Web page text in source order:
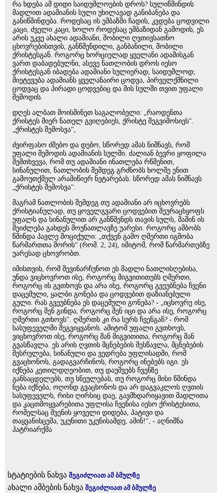
რა ხდება ამ დიდი საიდუმლოების დროს? სულიწმინდის
მადლით ადამიანის სული უხილავად განიბანება და
განიწმინდება. როდესაც ის ემბაზში ჩადის, კვდება ცოდვილი
კაცი, ძველი კაცი, ხოლო როდესაც ემბაზიდან გამოდის, ეს
არის უკვე ახალი ადამიანი, შობილი ღვთივსათნო
ცხოვრებისთვის, განწმენდილი, განბანილი, შობილი
ქრისტესგან. როგორც ხორციელად ყველანი ადამისგან
ვართ დაბადებულნი, ასევე ნათლობის დროს იესო
ქრისტესგან იბადება ადამიანი სულიერად, საიდუმლოდ;
მიეტევება ადამიანს ყველანაირი ცოდვა, პირველქმნილი
ცოდვაც და პირადი ცოდვებიც და მის სულში თვით უფალი
შემოდის.
დღეს ალბათ მოისმინეთ საგალობელი: „რაოდენთა
ქრისტეს მიერ ნათელ გვიღებიეს, ქრისტე შეგვიმოსიეს".
„ქრისტეს შემოსვა",
ძვირფასო ძმებო და დებო, სწორედ ამას ნიშნავს, რომ
უფალი შემოდის ადამიანის სულში. ძალიან ბევრი ყოფილა
შემთხვევა, რომ თუ ადამიანი ინათლება რწმენით,
სინანულით, ნათლობის შემდეგ გრძნობს ხოლმე ენით
გამოუთქმელ არამიწიერ ნეტარებას. სწორედ ამას ნიშნავს
„ქრისტეს შემოსვა".
მაგრამ ნათლობის შემდეგ თუ ადამიანი არ იცხოვრებს
ქრისტიანულად, თუ ყოველგვარი ცოდვებით შეურაცხყოფს
უფალს და სინანულით არ განწმენდს თავის სულს, მაშინ ის
შეიძლება გახდეს მოუნათლავზე უარესი. როგორც ამბობს
წმინდა პავლე მოციქული: „თქვენ გამო ღმერთი იგმობა
წარმართთა შორის" (რომ. 2, 24), იმიტომ, რომ წარმართებზე
უარესად ცხოვრობთ.
იმისთვის, რომ შევინარჩუნოთ ეს მადლი ნათლისღებისა,
უნდა ვიცხოვროთ ისე, როგორც მიგვითითებს ღმერთი,
როგორც ის გვთხოვს და არა ისე, როგორც გვეუბნება ჩვენი
დაცემული, ყალბი გონება და ცოდვებით დაზიანებული
გული. რას გვეუბნება ეს დაცემული გონება? - „იცხოვრე ისე,
როგორც შენ გინდა, როგორც შენ იცი და არა ისე, როგორც
ღმერთი გთხოვს". ღმერთს კი რა სურს ჩვენგან? - რომ
სასუფეველში შეგვიყვანოს. ამიტომ უფალი გვთხოვს,
ვიცხოვროთ ისე, როგორც მან მიგვითითა, როგორც მან
გვასწავლა. ეს არის ღვთის მცნებების შესწავლა, მცნებების
შესრულება, სინანული და ვედრება უფლისადმი, რომ
გვაცხონოს, გადაგვარჩინოს, როგორც ინებებს იგი. ეს
იქნება კეთილდღეობით, თუ დაუშვებს ჩვენზე
განსაცდელებს, თუ სნეულებას, თუ როგორც მისი წმინდა
ნება იქნება, ოღონდ გვაცხონოს და არ დაგვაკლოს ღვთის
სასუფეველს, რისი ღირსიც დაე, გავმხდარიყავით მადლითა
და კაცთმოყვარებითა უფლისა ჩვენისა იესო ქრისტესითა,
რომელსაც შვენის ყოველი დიდება, პატივი და
თაყვანისცემა, უკუნითი უკუნისამდე, ამინ!", - აღნიშნა
პატრიარქმა
სტატიების ნახვა შეგიძლიათ ამ ბმულზე
ახალი ამბების ნახვა შეგიძლიათ ამ ბმულზე